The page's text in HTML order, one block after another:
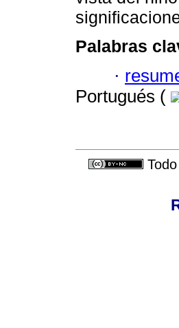
Palabras
·
Portugués (